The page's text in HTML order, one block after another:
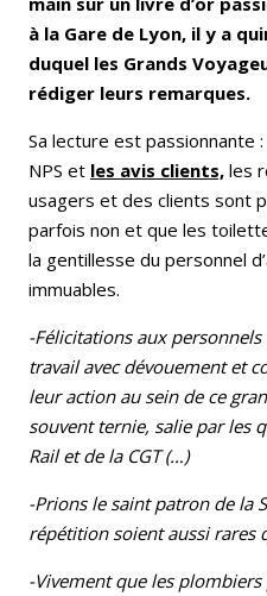
à la Gare de Lyon, il y a
duquel les Grands
rédiger leurs remarques.
Sa lecture est passionnante
NPS et les avis clients, les
usagers et des clients sont
parfois non et que les
la gentillesse du personnel
immuables.
-Félicitations aux
travail avec dévouement et
leur action au sein de ce
souvent ternie, salie par les
Rail et de la CGT (…)
-Prions le saint patron de la
répétition soient aussi rares
-Vivement que les